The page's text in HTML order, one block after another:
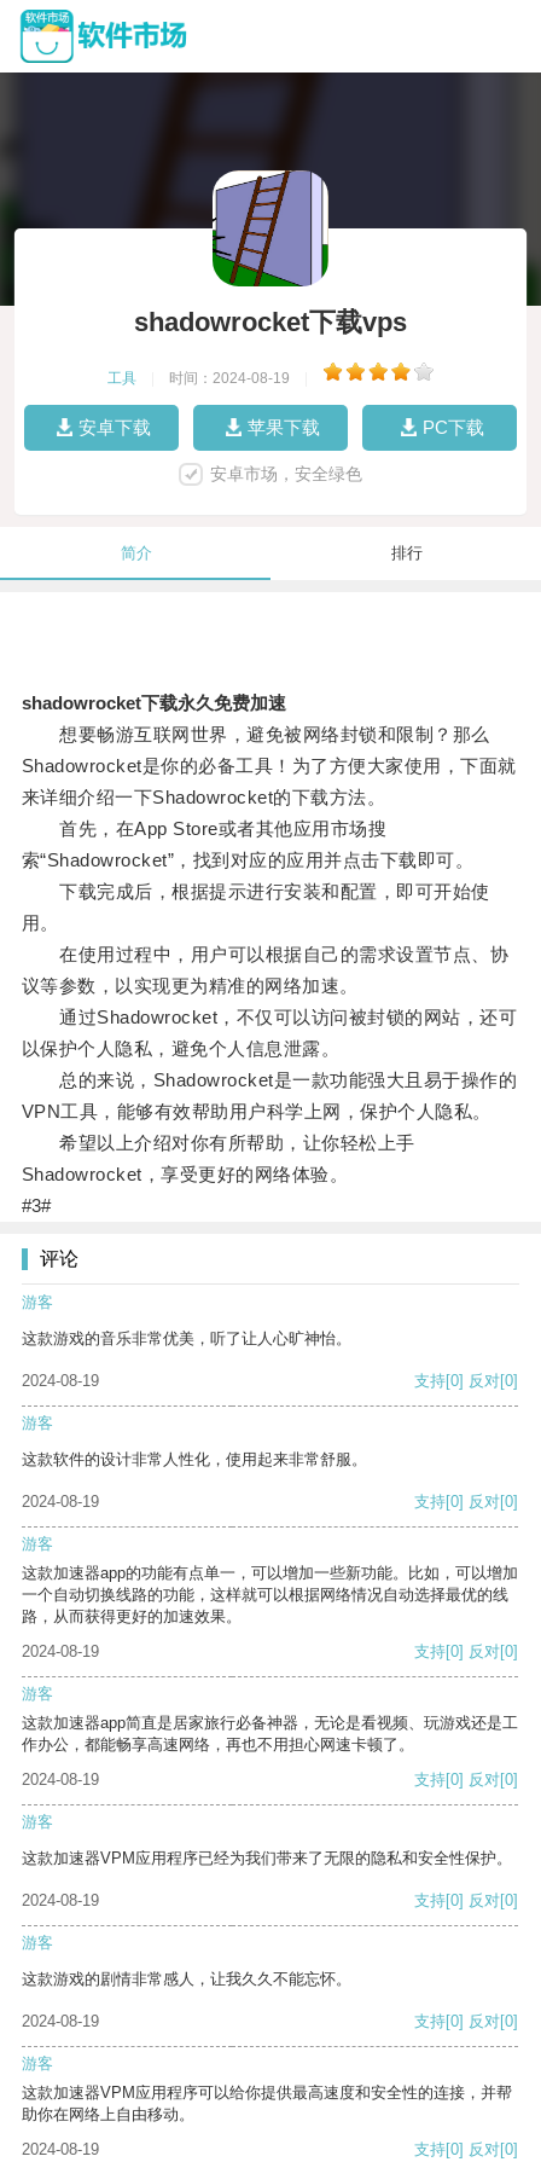
shadowrocket下载vps
工具 时间：2024-08-19
安卓下载 苹果下载 PC下载
安卓市场，安全绿色
简介 排行
shadowrocket下载永久免费加速
想要畅游互联网世界，避免被网络封锁和限制？那么
Shadowrocket是你的必备工具！为了方便大家使用，下面就
来详细介绍一下Shadowrocket的下载方法。
首先，在App Store或者其他应用市场搜
索“Shadowrocket”，找到对应的应用并点击下载即可。
下载完成后，根据提示进行安装和配置，即可开始使
用。
在使用过程中，用户可以根据自己的需求设置节点、协
议等参数，以实现更为精准的网络加速。
通过Shadowrocket，不仅可以访问被封锁的网站，还可
以保护个人隐私，避免个人信息泄露。
总的来说，Shadowrocket是一款功能强大且易于操作的
VPN工具，能够有效帮助用户科学上网，保护个人隐私。
希望以上介绍对你有所帮助，让你轻松上手
Shadowrocket，享受更好的网络体验。
#3#
评论
游客
这款游戏的音乐非常优美，听了让人心旷神怡。
2024-08-19 支持[0] 反对[0]
游客
这款软件的设计非常人性化，使用起来非常舒服。
2024-08-19 支持[0] 反对[0]
游客
这款加速器app的功能有点单一，可以增加一些新功能。比如，可以增加
一个自动切换线路的功能，这样就可以根据网络情况自动选择最优的线
路，从而获得更好的加速效果。
2024-08-19
支持[0] 反对[0]
游客
这款加速器app简直是居家旅行必备神器，无论是看视频、玩游戏还是工
作办公，都能畅享高速网络，再也不用担心网速卡顿了。
2024-08-19
支持[0] 反对[0]
游客
这款加速器VPM应用程序已经为我们带来了无限的隐私和安全性保护。
2024-08-19 支持[0] 反对[0]
游客
这款游戏的剧情非常感人，让我久久不能忘怀。
2024-08-19 支持[0] 反对[0]
游客
这款加速器VPM应用程序可以给你提供最高速度和安全性的连接，并帮
助你在网络上自由移动。
2024-08-19
支持[0] 反对[0]